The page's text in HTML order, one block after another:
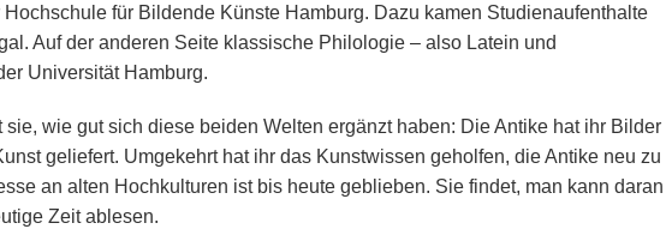
für Bildende Künste Hamburg. Dazu kamen Studienaufenthalte
Auf der anderen Seite klassische Philologie – also Latein und
Universität Hamburg.
sie, wie gut sich diese beiden Welten ergänzt haben: Die Antike hat ihr Bilder
geliefert. Umgekehrt hat ihr das Kunstwissen geholfen, die Antike neu zu
an alten Hochkulturen ist bis heute geblieben. Sie findet, man kann daran
Zeit ablesen.